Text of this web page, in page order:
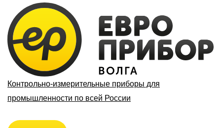
Контрольно-измерительные приборы для
промышленности по всей России